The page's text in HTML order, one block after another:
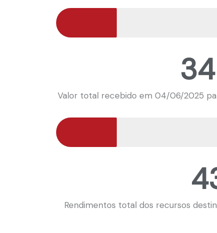
Valor total recebido em 04/06/2025
Rendimentos total dos recursos